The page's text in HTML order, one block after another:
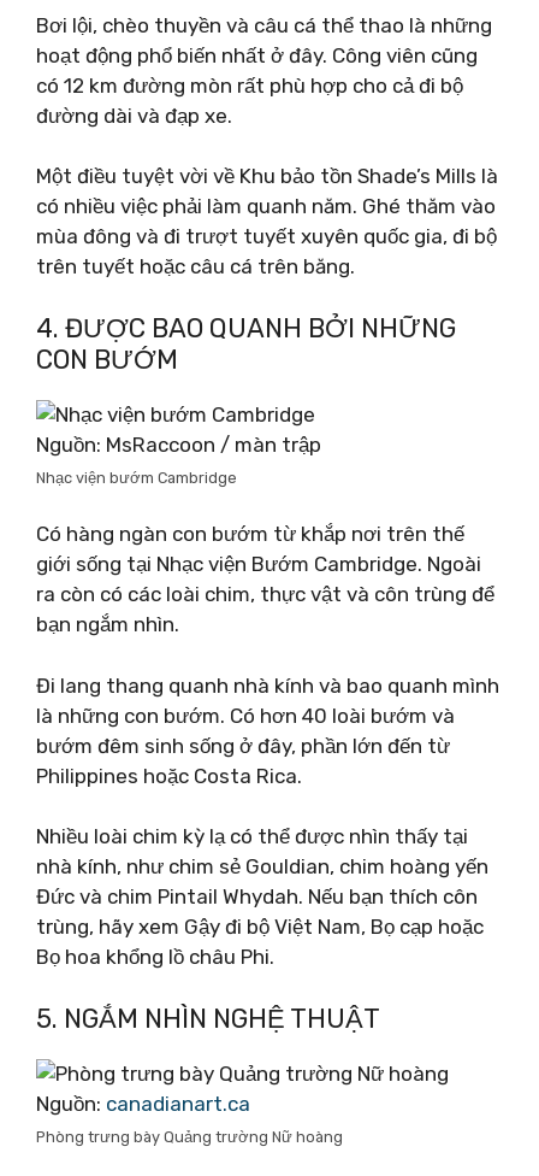
Bơi lội, chèo thuyền và câu cá thể thao là những
hoạt động phổ biến nhất ở đây. Công viên cũng
có 12 km đường mòn rất phù hợp cho cả đi bộ
đường dài và đạp xe.
Một điều tuyệt vời về Khu bảo tồn Shade’s Mills là
có nhiều việc phải làm quanh năm. Ghé thăm vào
mùa đông và đi trượt tuyết xuyên quốc gia, đi bộ
trên tuyết hoặc câu cá trên băng.
4. ĐƯỢC BAO QUANH BỞI NHỮNG
CON BƯỚM
Nguồn: MsRaccoon / màn trập
Nhạc viện bướm Cambridge
Có hàng ngàn con bướm từ khắp nơi trên thế
giới sống tại Nhạc viện Bướm Cambridge. Ngoài
ra còn có các loài chim, thực vật và côn trùng để
bạn ngắm nhìn.
Đi lang thang quanh nhà kính và bao quanh mình
là những con bướm. Có hơn 40 loài bướm và
bướm đêm sinh sống ở đây, phần lớn đến từ
Philippines hoặc Costa Rica.
Nhiều loài chim kỳ lạ có thể được nhìn thấy tại
nhà kính, như chim sẻ Gouldian, chim hoàng yến
Đức và chim Pintail Whydah. Nếu bạn thích côn
trùng, hãy xem Gậy đi bộ Việt Nam, Bọ cạp hoặc
Bọ hoa khổng lồ châu Phi.
5. NGẮM NHÌN NGHỆ THUẬT
Nguồn: canadianart.ca
Phòng trưng bày Quảng trường Nữ hoàng